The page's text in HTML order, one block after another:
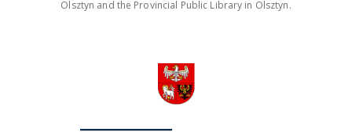
Olsztyn and the Provincial Public Library in Olsztyn.